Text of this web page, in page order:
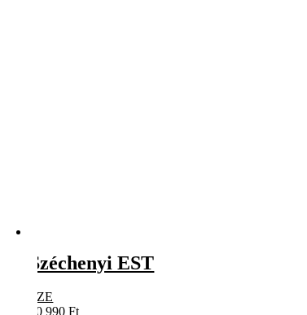
Széchenyi EST
SZE
10 990Ft